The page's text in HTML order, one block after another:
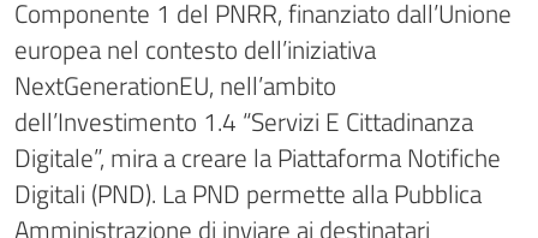
Componente 1 del PNRR, finanziato dall’Unione
europea nel contesto dell’iniziativa
NextGenerationEU, nell’ambito
dell’Investimento 1.4 “Servizi E Cittadinanza
Digitale”, mira a creare la Piattaforma Notifiche
Digitali (PND). La PND permette alla Pubblica
Amministrazione di inviare ai destinatari